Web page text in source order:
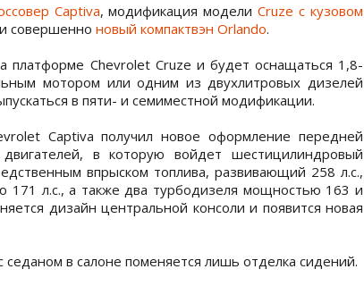
Captiva, модификация моделиCruze с кузовом
и совершенно новый компактвэн Orlando.
платформе Chevrolet Cruze и будет оснащаться 1,8-
мотором или одним из двухлитровых дизелей
в пяти- и семиместной модификации.
Captiva получил новое оформление передней
в которую войдет шестицилиндровый
впрыском топлива, развивающий 258 л.с.,
171 л.с., а также два турбодизеля мощностью 163 и
дизайн центральной консоли и появится новая
седаном в салоне поменяется лишь отделка сидений.